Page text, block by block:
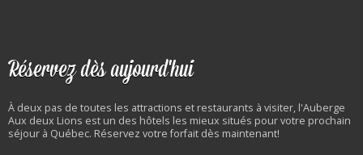
Réservez dès aujourd'hui
À deux pas de toutes les attractions et restaurants à visiter, l'Auberge
Aux deux Lions est un des hôtels les mieux situés pour votre prochain
séjour à Québec. Réservez votre forfait dès maintenant!